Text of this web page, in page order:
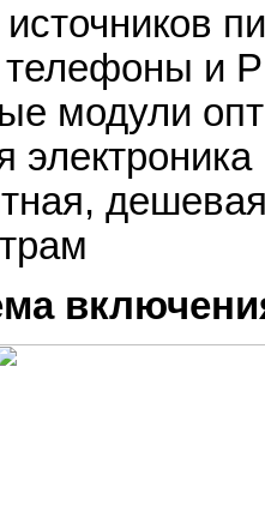
и
модули
электроника